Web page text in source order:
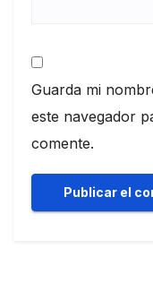
Guarda mi
este navegador
comente.